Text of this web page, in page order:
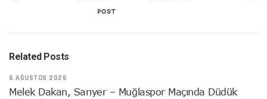
POST
Related Posts
6 AĞUSTOS 2026
Melek Dakan, Sarıyer – Muğlaspor Maçında Düdük